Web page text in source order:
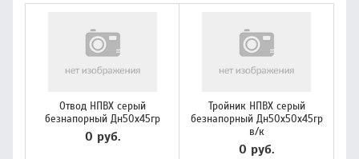
Отвод НПВХ серый
безнапорный Дн50х45гр
0 руб.
Тройник НПВХ серый
безнапорный Дн50х50х45гр
в/к
0 руб.